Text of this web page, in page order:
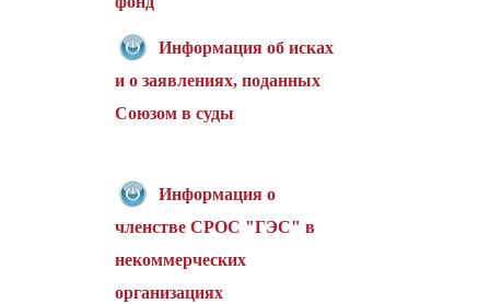
Информация об исках
и о заявлениях, поданных
Союзом в суды
Информация о
членстве СРОС "ГЭС" в
некоммерческих
организациях